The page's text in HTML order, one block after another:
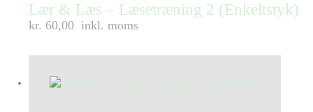
Lær & Læs – Læsetræning 2 (Enkeltstyk)
kr. 60,00 inkl. moms